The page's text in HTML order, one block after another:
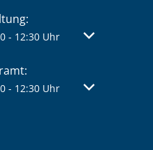
Öffnungs- oder
- 12:30Uhr Von 07:30
Öffnungs- oder
- 12:30Uhr Von 07:30